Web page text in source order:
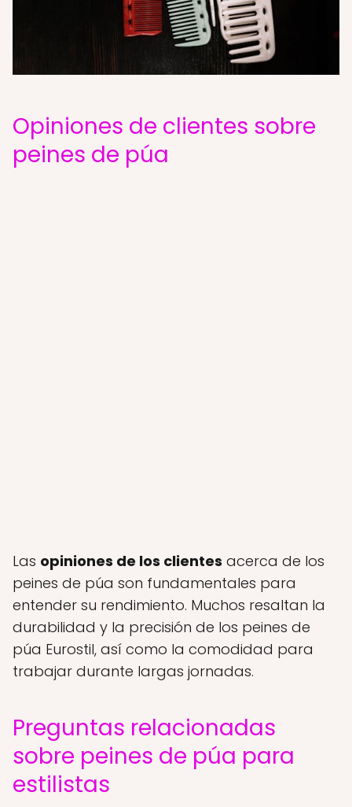
Opiniones de clientes sobre
peines de púa
Las opiniones de los clientes acerca de los
peines de púa son fundamentales para
entender su rendimiento. Muchos resaltan la
durabilidad y la precisión de los peines de
púa Eurostil, así como la comodidad para
trabajar durante largas jornadas.
Preguntas relacionadas
sobre peines de púa para
estilistas